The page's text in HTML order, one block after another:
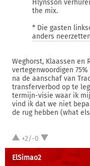
Hlynsson
the mix.
* Die gasten
anders
Weghorst, Klaassen en
vertegenwoordigen
na de aanschaf van
transferverbod op te
termijn-visie waar ik
vind ik dat we niet
de rug hebben (what
+2/-0
ElSimao2